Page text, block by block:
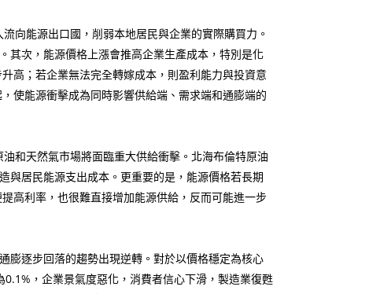
向能源出口國，削弱本地居民與企業的實際購買力。
其次，能源價格上漲會推高企業生產成本，特別是化
高；若企業無法完全轉嫁成本，則盈利能力與投資意
使能源衝擊成為同時影響供給端、需求端和通膨端的
和天然氣市場將面臨重大供給衝擊。北海布倫特原油
與居民能源支出成本。更重要的是，能源價格若長期
高利率，也很難直接增加能源供給，反而可能進一步
逐步回落的趨勢出現逆轉。對於以價格穩定為核心
，企業景氣度惡化，消費者信心下滑，製造業復甦